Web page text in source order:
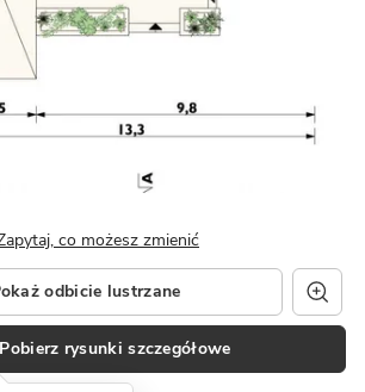
co możesz zmienić
odbicie lustrzane
Pobierz rysunki szczegółowe